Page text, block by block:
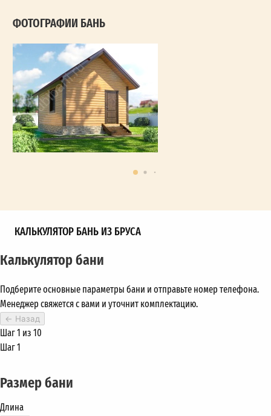
ФОТОГРАФИИ БАНЬ
КАЛЬКУЛЯТОР БАНЬ ИЗ БРУСА
Калькулятор бани
Подберите основные параметры бани и отправьте номер телефона.
Менеджер свяжется с вами и уточнит комплектацию.
← Назад
Шаг 1 из 10
Шаг 1
Размер бани
Длина